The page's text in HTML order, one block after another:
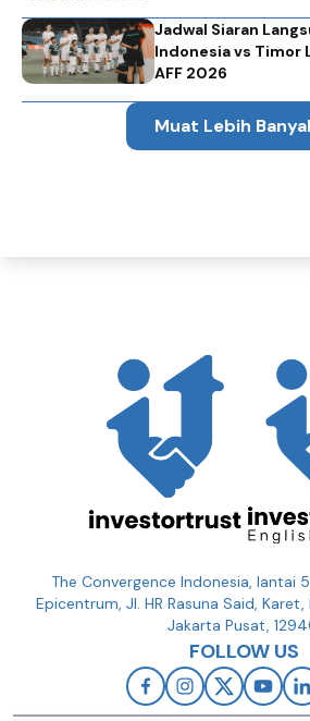
Jadwal Siaran
Indonesia vs Timor
AFF 2026
Muat Lebih
The Convergence Indonesia, lantai
Epicentrum, Jl. HR Rasuna Said, Karet,
Jakarta Pusat,
FOLLOW US